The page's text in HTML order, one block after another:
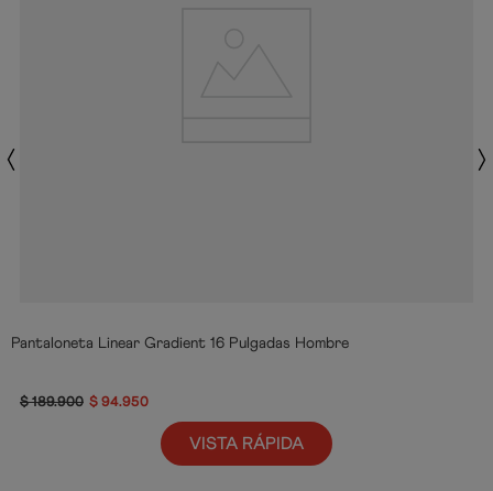
Pantaloneta Linear Gradient 16 Pulgadas Hombre
$189.900 $ 94.950
VISTA RÁPIDA